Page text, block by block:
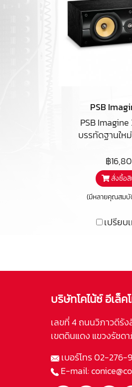
PSB
PSB
บรรทัดฐานให
เดียวกับ Imagine
ดัง ภายในตัวตู้ที่เ
ลำโพงที่สุดแห่งค
การตอบสนองเ
สบายๆ ที่ใครๆก็เ
฿
สั่งซื้อ
(มีหลายคุณสมบั
เปรียบ
บริษัทโคไน้ซ์ อีเล็
เลขที่ 4 ถนนวิภาวดีรั
เขตดินแดง แขวงรัชด
เบอร์โทร02-276-
E-mail: